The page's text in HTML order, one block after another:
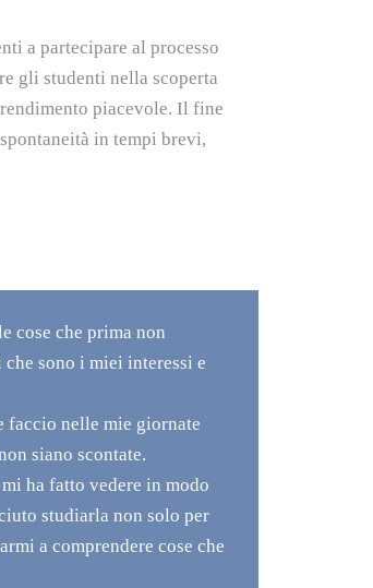
a partecipare al processo
gli studenti nella scoperta
piacevole. Il fine
in tempi brevi,
cose che prima non
sono i miei interessi e
faccio nelle mie giornate
siano scontate.
ha fatto vedere in modo
studiarla non solo per
a comprendere cose che